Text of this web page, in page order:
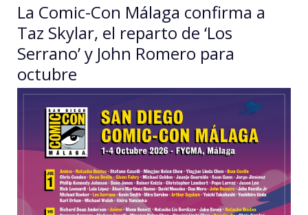
La Comic-Con Málaga confirma a
Taz Skylar, el reparto de ‘Los
Serrano’ y John Romero para
octubre